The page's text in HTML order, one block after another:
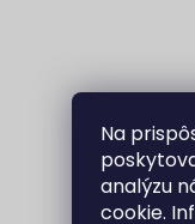
Na
analýzu
cookie.